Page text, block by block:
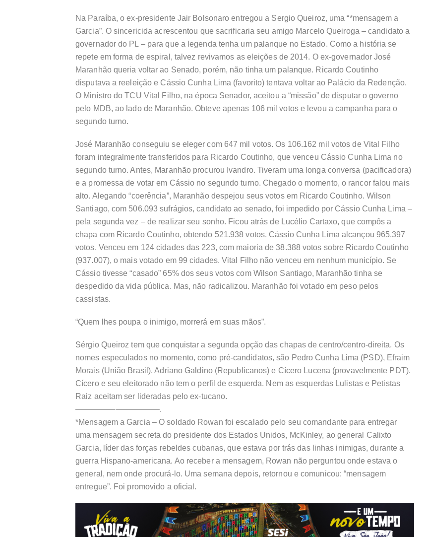
Na Paraíba, o ex-presidente Jair Bolsonaro entregou a Sergio Queiroz, uma “*mensagem a
Garcia”. O sincericida acrescentou que sacrificaria seu amigo Marcelo Queiroga – candidato a
governador do PL – para que a legenda tenha um palanque no Estado. Como a história se
repete em forma de espiral, talvez revivamos as eleições de 2014. O ex-governador José
Maranhão queria voltar ao Senado, porém, não tinha um palanque. Ricardo Coutinho
disputava a reeleição e Cássio Cunha Lima (favorito) tentava voltar ao Palácio da Redenção.
O Ministro do TCU Vital Filho, na época Senador, aceitou a “missão” de disputar o governo
pelo MDB, ao lado de Maranhão. Obteve apenas 106 mil votos e levou a campanha para o
segundo turno.
José Maranhão conseguiu se eleger com 647 mil votos. Os 106.162 mil votos de Vital Filho
foram integralmente transferidos para Ricardo Coutinho, que venceu Cássio Cunha Lima no
segundo turno. Antes, Maranhão procurou Ivandro. Tiveram uma longa conversa (pacificadora)
e a promessa de votar em Cássio no segundo turno. Chegado o momento, o rancor falou mais
alto. Alegando “coerência”, Maranhão despejou seus votos em Ricardo Coutinho. Wilson
Santiago, com 506.093 sufrágios, candidato ao senado, foi impedido por Cássio Cunha Lima –
pela segunda vez – de realizar seu sonho. Ficou atrás de Lucélio Cartaxo, que compôs a
chapa com Ricardo Coutinho, obtendo 521.938 votos. Cássio Cunha Lima alcançou 965.397
votos. Venceu em 124 cidades das 223, com maioria de 38.388 votos sobre Ricardo Coutinho
(937.007), o mais votado em 99 cidades. Vital Filho não venceu em nenhum município. Se
Cássio tivesse “casado” 65% dos seus votos com Wilson Santiago, Maranhão tinha se
despedido da vida pública. Mas, não radicalizou. Maranhão foi votado em peso pelos
cassistas.
“Quem lhes poupa o inimigo, morrerá em suas mãos”.
Sérgio Queiroz tem que conquistar a segunda opção das chapas de centro/centro-direita. Os
nomes especulados no momento, como pré-candidatos, são Pedro Cunha Lima (PSD), Efraim
Morais (União Brasil), Adriano Galdino (Republicanos) e Cícero Lucena (provavelmente PDT).
Cícero e seu eleitorado não tem o perfil de esquerda. Nem as esquerdas Lulistas e Petistas
Raiz aceitam ser lideradas pelo ex-tucano.
——————————–.
*Mensagem a Garcia – O soldado Rowan foi escalado pelo seu comandante para entregar
uma mensagem secreta do presidente dos Estados Unidos, McKinley, ao general Calixto
Garcia, líder das forças rebeldes cubanas, que estava por trás das linhas inimigas, durante a
guerra Hispano-americana. Ao receber a mensagem, Rowan não perguntou onde estava o
general, nem onde procurá-lo. Uma semana depois, retornou e comunicou: “mensagem
entregue”. Foi promovido a oficial.